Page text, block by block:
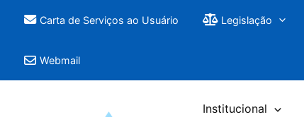
conteúdo
Carta de Serviços ao Usuário Legislação
Webmail
Institucional